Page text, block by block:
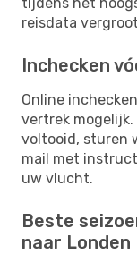
reisdata
Inchecken
Online
vertrek mogelijk.
voltooid, sturen
mail met
uw vlucht.
Beste
naar Londen